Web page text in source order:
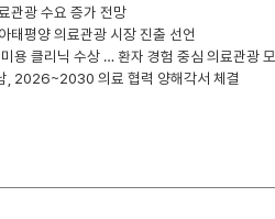
관광 수요 증가 전망
태평양 의료관광 시장 진출 선언
용 클리닉 수상 … 환자 경험 중심 의료관광
, 2026~2030 의료 협력 양해각서 체결